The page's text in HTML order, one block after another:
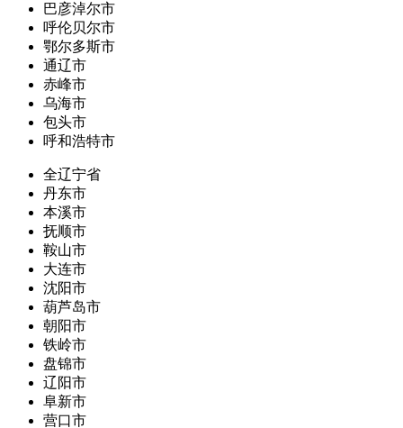
巴彦淖尔市
呼伦贝尔市
鄂尔多斯市
通辽市
赤峰市
乌海市
包头市
呼和浩特市
全辽宁省
丹东市
本溪市
抚顺市
鞍山市
大连市
沈阳市
葫芦岛市
朝阳市
铁岭市
盘锦市
辽阳市
阜新市
营口市